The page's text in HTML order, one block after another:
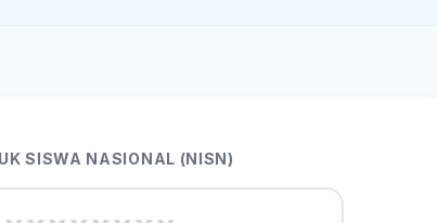
SISWA NASIONAL (NISN)